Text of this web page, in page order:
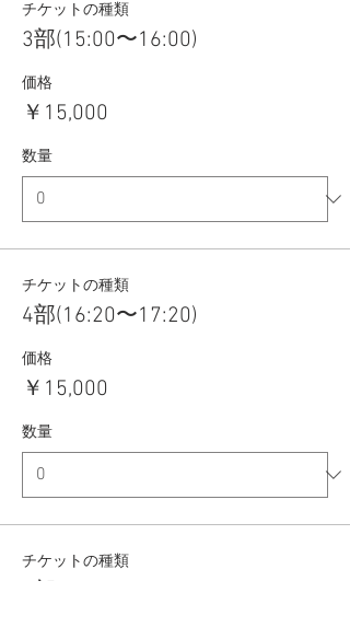
チケットの種類
3部(15:00〜16:00)
価格
￥15,000
数量
チケットの種類
4部(16:20〜17:20)
価格
￥15,000
数量
チケットの種類